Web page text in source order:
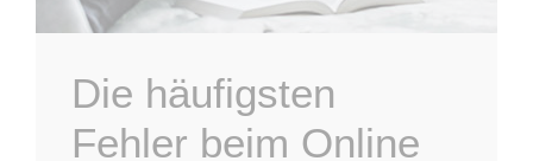
Die häufigsten
Fehler beim Online